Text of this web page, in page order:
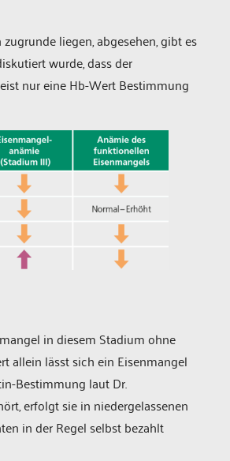
liegen, abgesehen, gibt es
wurde, dass der
nur eine Hb-Wert Bestimmung
in diesem Stadium ­ohne
allein lässt sich ein ­Eisenmangel
Bestimmung laut Dr.
erfolgt sie in niedergelassenen
in der Regel selbst bezahlt